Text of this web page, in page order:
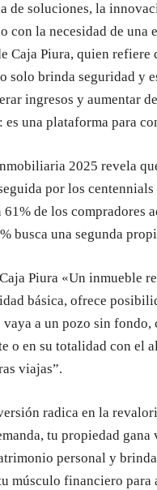
de soluciones, la
con la necesidad de
Caja Piura, quien
solo brinda seguridad y
ingresos y aumentar
es una plataforma para
2025 revela
por los
61% de los
busca una segunda
Piura «Un inmueble
básica, ofrece
a un pozo sin
o en su totalidad con el
viajas”.
radica en la
tu propiedad
personal y
músculo financiero para